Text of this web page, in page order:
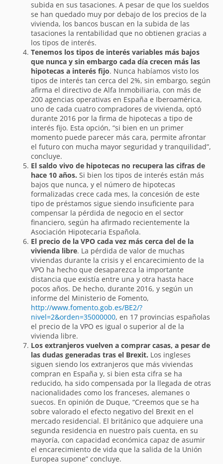
subida en sus tasaciones. A pesar de que los sueldos
se han quedado muy por debajo de los precios de la
vivienda, los bancos buscan en la subida de las
tasaciones la rentabilidad que no obtienen gracias a
los tipos de interés.
Tenemos los tipos de interés variables más bajos
que nunca y sin embargo cada día crecen más las
hipotecas a interés fijo. Nunca habíamos visto los
tipos de interés tan cerca del 2%, sin embargo, según
afirma el directivo de Alfa Inmobiliaria, con más de
200 agencias operativas en España e Iberoamérica,
uno de cada cuatro compradores de vivienda, optó
durante 2016 por la firma de hipotecas a tipo de
interés fijo. Esta opción, “si bien en un primer
momento puede parecer más cara, permite afrontar
el futuro con mucha mayor seguridad y tranquilidad”,
concluye.
El saldo vivo de hipotecas no recupera las cifras de
hace 10 años.Si bien los tipos de interés están más
bajos que nunca, y el número de hipotecas
formalizadas crece cada mes, la concesión de este
tipo de préstamos sigue siendo insuficiente para
compensar la pérdida de negocio en el sector
financiero, según ha afirmado recientemente la
Asociación Hipotecaria Española.
El precio de la VPO cada vez más cerca del de la
vivienda libre. La pérdida de valor de muchas
viviendas durante la crisis y el encarecimiento de la
VPO ha hecho que desaparezca la importante
distancia que existía entre una y otra hasta hace
pocos años. De hecho, durante 2016, y según un
informe del Ministerio de Fomento,
http://www.fomento.gob.es/BE2/?
nivel=2&orden=35000000, en 17 provincias españolas
el precio de la VPO es igual o superior al de la
vivienda libre.
Los extranjeros vuelven a comprar casas, a pesar de
las dudas generadas tras el Brexit. Los ingleses
siguen siendo los extranjeros que más viviendas
compran en España y, si bien esta cifra se ha
reducido, ha sido compensada por la llegada de otras
nacionalidades como los franceses, alemanes o
suecos. En opinión de Duque, “Creemos que se ha
sobre valorado el efecto negativo del Brexit en el
mercado residencial. El británico que adquiere una
segunda residencia en nuestro país cuenta, en su
mayoría, con capacidad económica capaz de asumir
el encarecimiento de vida que la salida de la Unión
Europea supone” concluye.